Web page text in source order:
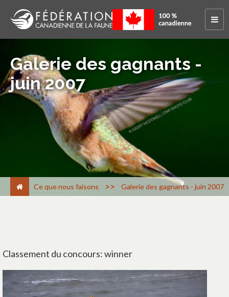
Galerie des gagnants -
juin 2007
Ce que nous faisons > Galerie des gagnants - juin 2007
Classement du concours: winner